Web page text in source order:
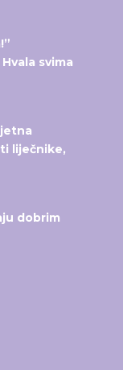
svima
liječnike,
dobrim